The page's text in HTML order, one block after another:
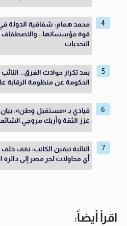
محمد همام: شفافية الدولة
قوة مؤسساتها.. والاصطفاف
التحديات
بعد تكرار حوادث الغرق..
الحكومة عن منظومة الرقابة
قيادي بـ «مستقبل وطن»:
عزز الثقة وأربك مروجي
النائبة نيفين الكاتب: نقف
أي محاولات لجر مصر إلى دائرة
اقرأ أيضاً: